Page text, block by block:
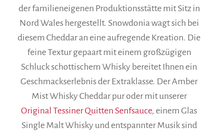
der familieneigenen Produktionsstätte mit Sitz in
Nord Wales hergestellt. Snowdonia wagt sich bei
diesem Cheddar an eine aufregende Kreation. Die
feine Textur gepaart mit einem großzügigen
Schluck schottischem Whisky bereitet Ihnen ein
Geschmackserlebnis der Extraklasse. Der Amber
Mist Whisky Cheddar pur oder mit unserer
Original Tessiner Quitten Senfsauce, einem Glas
Single Malt Whisky und entspannter Musik sind